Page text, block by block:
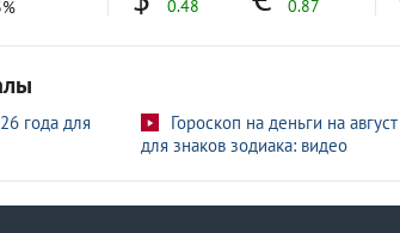
0.48
0.87
года для
Гороскоп на деньги на
для знаков зодиака: видео